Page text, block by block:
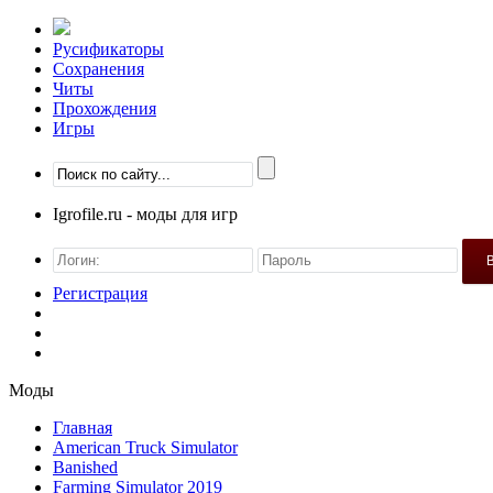
Русификаторы
Сохранения
Читы
Прохождения
Игры
Igrofile.ru - моды для игр
Регистрация
Моды
Главная
American Truck Simulator
Banished
Farming Simulator 2019